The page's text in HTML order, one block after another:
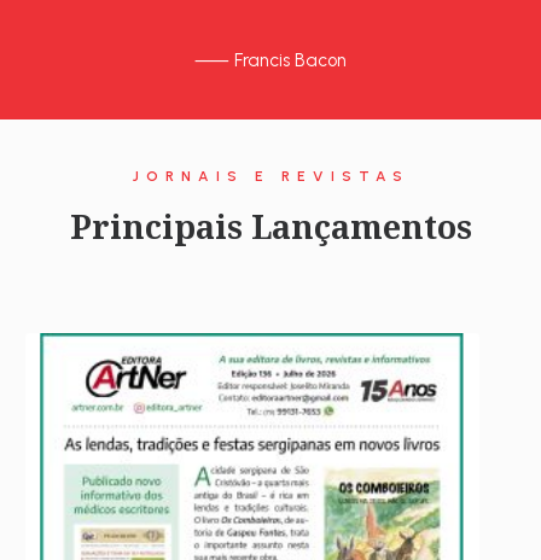
⸺ Francis Bacon
JORNAIS E REVISTAS
Principais Lançamentos